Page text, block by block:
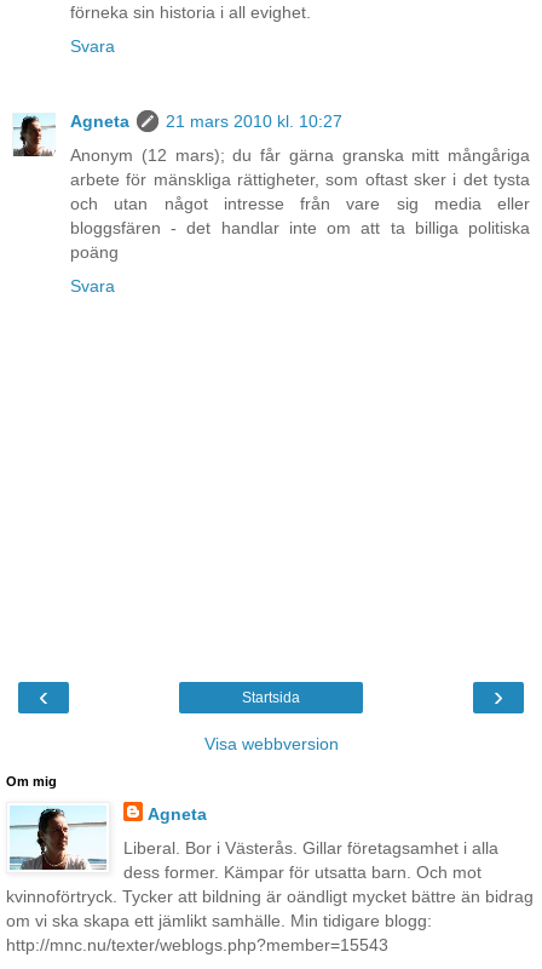
förneka sin historia i all evighet.
Svara
Agneta
21 mars 2010 kl. 10:27
Anonym (12 mars); du får gärna granska mitt mångåriga
arbete för mänskliga rättigheter, som oftast sker i det tysta
och utan något intresse från vare sig media eller
bloggsfären - det handlar inte om att ta billiga politiska
poäng
Svara
‹ ›
Startsida
Visa webbversion
Om mig
Agneta
Liberal. Bor i Västerås. Gillar företagsamhet i alla
dess former. Kämpar för utsatta barn. Och mot
kvinnoförtryck. Tycker att bildning är oändligt mycket bättre än bidrag
om vi ska skapa ett jämlikt samhälle. Min tidigare blogg:
http://mnc.nu/texter/weblogs.php?member=15543